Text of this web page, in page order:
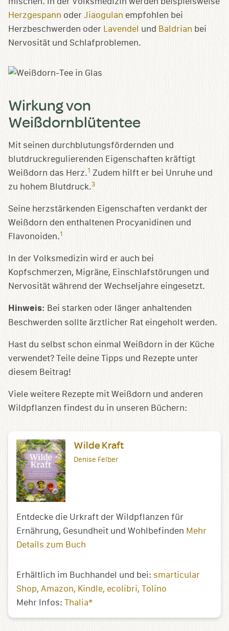
Herzgespann oder Jiaogulan empfohlen bei
Herzbeschwerden oder Lavendel und Baldrian bei
Nervosität und Schlafproblemen.
Wirkung von
Weißdornblütentee
Mit seinen durchblutungsfördernden und
blutdruckregulierenden Eigenschaften kräftigt
Weißdorn das Herz.1 Zudem hilft er bei Unruhe und
zu hohem Blutdruck.3
Seine herzstärkenden Eigenschaften verdankt der
Weißdorn den enthaltenen Procyanidinen und
Flavonoiden.1
In der Volksmedizin wird er auch bei
Kopfschmerzen, Migräne, Einschlafstörungen und
Nervosität während der Wechseljahre eingesetzt.
Hinweis: Bei starken oder länger anhaltenden
Beschwerden sollte ärztlicher Rat eingeholt werden.
Hast du selbst schon einmal Weißdorn in der Küche
verwendet? Teile deine Tipps und Rezepte unter
diesem Beitrag!
Viele weitere Rezepte mit Weißdorn und anderen
Wildpflanzen findest du in unseren Büchern:
Wilde Kraft
Denise Felber
Entdecke die Urkraft der Wildpflanzen für
Ernährung, Gesundheit und Wohlbefinden Mehr
Details zum Buch
Erhältlich im Buchhandel und bei: smarticular
Shop Amazon Kindle ecolibri Tolino
Mehr Infos: Thalia*